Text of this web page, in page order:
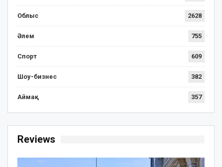
Облыс 2628
Әлем 755
Спорт 609
Шоу-бизнес 382
Аймақ 357
Reviews